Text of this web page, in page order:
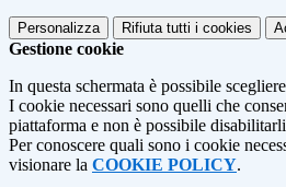
Personalizza Rifiuta tutti i cookies
Gestione cookie
In questa schermata è possibile
I cookie necessari sono quelli che
piattaforma e non è possibile
Per conoscere quali sono i cookie
visionare la COOKIE POLICY.